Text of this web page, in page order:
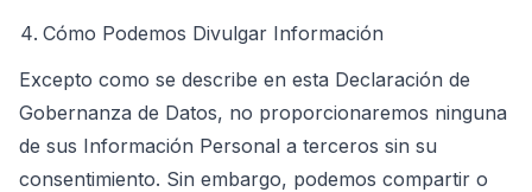
Cómo Podemos Divulgar Información
Excepto como se describe en esta Declaración de
Gobernanza de Datos, no proporcionaremos ninguna
de sus Información Personal a terceros sin su
consentimiento. Sin embargo, podemos compartir o